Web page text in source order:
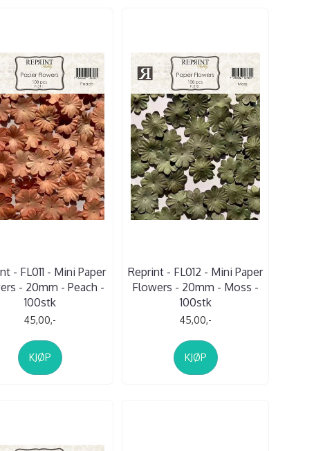
- FL011 - Mini Paper
- 20mm - Peach -
100stk
45,00,-
KJØP
Reprint - FL012 - Mini Paper
Flowers - 20mm - Moss -
100stk
45,00,-
KJØP